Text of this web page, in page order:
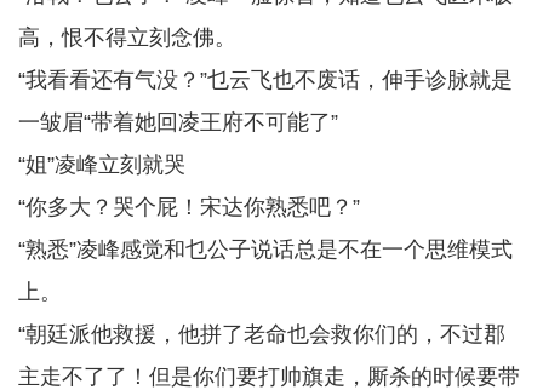
高，恨不得立刻念佛。
“我看看还有气没？”乜云飞也不废话，伸手诊脉就是
一皱眉“带着她回凌王府不可能了”
“姐”凌峰立刻就哭
“你多大？哭个屁！宋达你熟悉吧？”
“熟悉”凌峰感觉和乜公子说话总是不在一个思维模式
上。
“朝廷派他救援，他拼了老命也会救你们的，不过郡
主走不了了！但是你们要打帅旗走，厮杀的时候要带